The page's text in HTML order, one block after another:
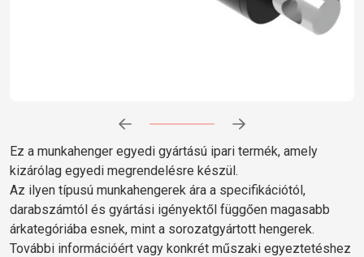
Ez a munkahenger egyedi gyártású ipari termék, amely
kizárólag egyedi megrendelésre készül.
Az ilyen típusú munkahengerek ára a specifikációtól,
darabszámtól és gyártási igényektől függően magasabb
árkategóriába esnek, mint a sorozatgyártott hengerek.
További információért vagy konkrét műszaki egyeztetéshez